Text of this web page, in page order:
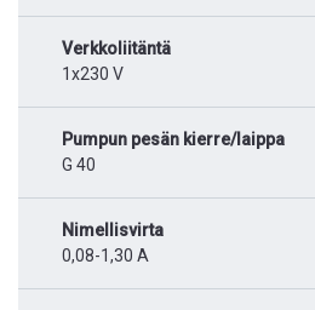
Verkkoliitäntä
1x230 V
Pumpun pesän kierre/laippa
G 40
Nimellisvirta
0,08-1,30 A